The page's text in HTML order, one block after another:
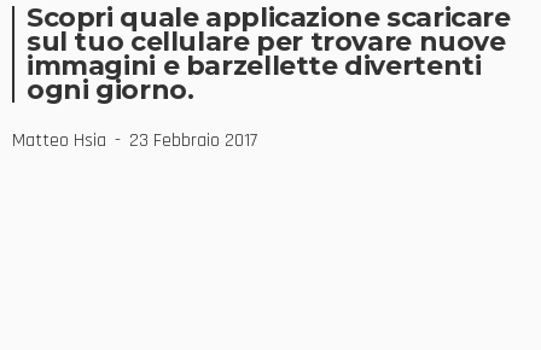
Scopri quale applicazione scaricare
sul tuo cellulare per trovare nuove
immagini e barzellette divertenti
ogni giorno.
Matteo Hsia 23 Febbraio 2017